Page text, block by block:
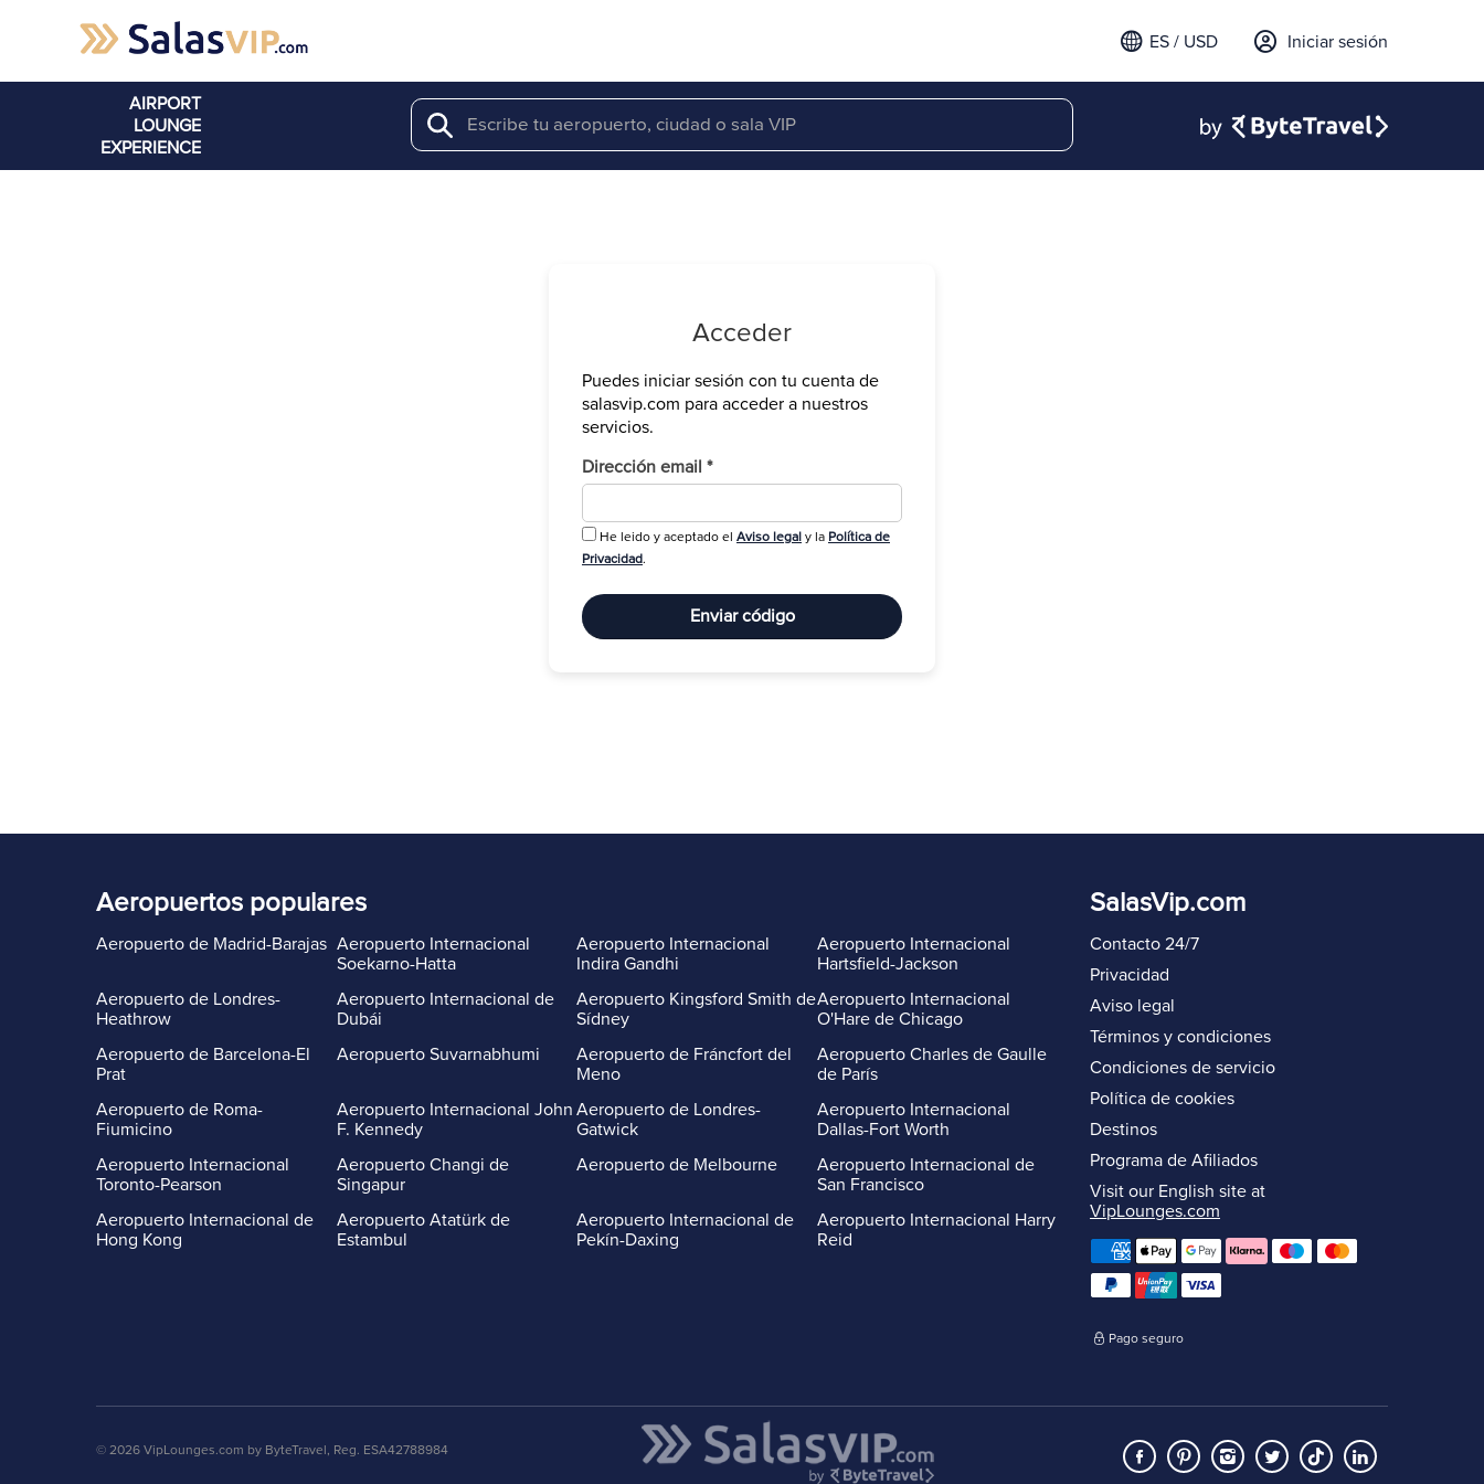
Iniciar sesión
ES / USD
AIRPORT
LOUNGE
EXPERIENCE
Search
Acceder
Puedes iniciar sesión con tu cuenta de
salasvip.com para acceder a nuestros
servicios.
Dirección email *Obligatorio
He leido y aceptado el Aviso legal y la Política de
Privacidad.
Enviar código
Aeropuertos populares
Aeropuerto de Madrid-Barajas
Aeropuerto de Londres-
Heathrow
Aeropuerto de Barcelona-El
Prat
Aeropuerto de Roma-
Fiumicino
Aeropuerto Internacional
Toronto-Pearson
Aeropuerto Internacional de
Hong Kong
Aeropuerto Internacional
Soekarno-Hatta
Aeropuerto Internacional de
Dubái
Aeropuerto Suvarnabhumi
Aeropuerto Internacional John
F. Kennedy
Aeropuerto Changi de
Singapur
Aeropuerto Atatürk de
Estambul
Aeropuerto Internacional
Indira Gandhi
Aeropuerto Kingsford Smith de
Sídney
Aeropuerto de Fráncfort del
Meno
Aeropuerto de Londres-
Gatwick
Aeropuerto de Melbourne
Aeropuerto Internacional de
Pekín-Daxing
Aeropuerto Internacional
Hartsfield-Jackson
Aeropuerto Internacional
O'Hare de Chicago
Aeropuerto Charles de Gaulle
de París
Aeropuerto Internacional
Dallas-Fort Worth
Aeropuerto Internacional de
San Francisco
Aeropuerto Internacional Harry
Reid
SalasVip.com
Contacto 24/7
Privacidad
Aviso legal
Términos y condiciones
Condiciones de servicio
Política de cookies
Destinos
Programa de Afiliados
Visit our English site at
VipLounges.com
Pago seguro
© 2026 VipLounges.com by ByteTravel, Reg. ESA42788984